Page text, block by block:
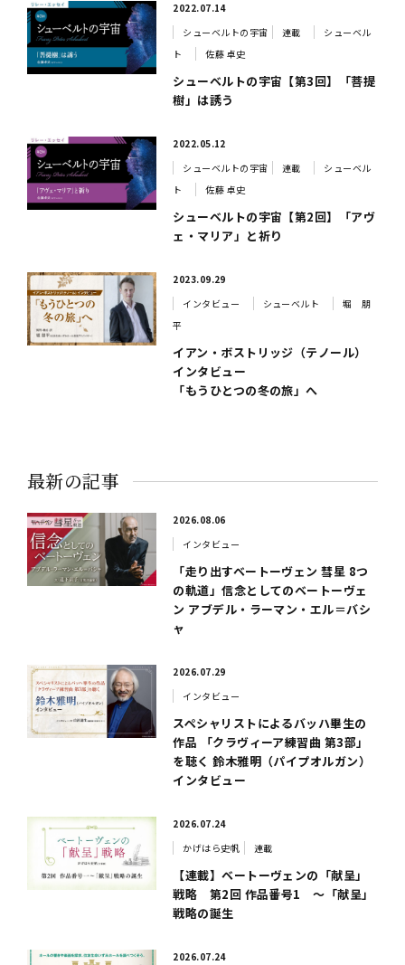
2022.07.14
シューベルトの宇宙
連載
シューベル
ト
佐藤 卓史
シューベルトの宇宙【第3回】「菩提
樹」は誘う
2022.05.12
シューベルトの宇宙
連載
シューベル
ト
佐藤 卓史
シューベルトの宇宙【第2回】「アヴ
ェ・マリア」と祈り
2023.09.29
インタビュー
シューベルト
堀 朋
平
イアン・ボストリッジ（テノール）
インタビュー
「もうひとつの冬の旅」へ
最新の記事
2026.08.06
インタビュー
「走り出すベートーヴェン 彗星 8つ
の軌道」信念としてのベートーヴェ
ン アブデル・ラーマン・エル＝バシ
ャ
2026.07.29
インタビュー
スペシャリストによるバッハ畢生の
作品 「クラヴィーア練習曲 第3部」
を聴く 鈴木雅明（パイプオルガン）
インタビュー
2026.07.24
かげはら史帆
連載
【連載】ベートーヴェンの「献呈」
戦略 第2回 作品番号1 ～「献呈」
戦略の誕生
2026.07.24